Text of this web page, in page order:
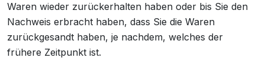
Waren wieder zurückerhalten haben oder bis Sie den
Nachweis erbracht haben, dass Sie die Waren
zurückgesandt haben, je nachdem, welches der
frühere Zeitpunkt ist.